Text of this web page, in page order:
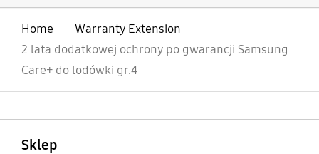
Home
Warranty Extension
2 lata dodatkowej ochrony po gwarancji Samsung
Care+ do lodówki gr.4
Sklep